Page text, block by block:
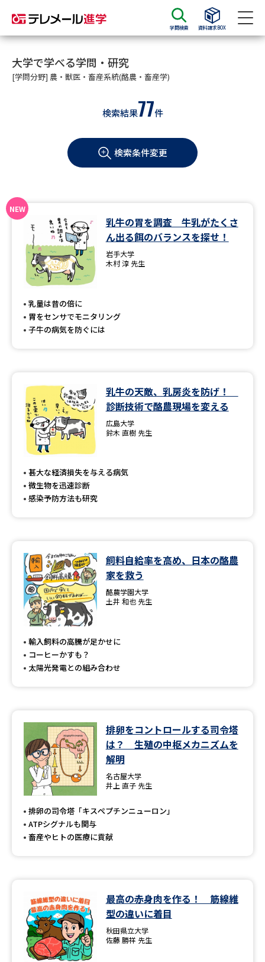
学問検索 資料請求BOX
資料請求
大学・短大の資料種類から請求
学部・学科パンフ
総合型選抜・学校推薦型選抜 募
大学入学共通テスト利用選抜の
過去問題集
大学・短大以外の資料から請求
専門学校の資料請求 大学院の資料請求
留学・進学関連、塾・予備校
大学入学共通テスト「受験上の
配慮案内」の請求
高等学校（情報）教員資格認定
大学研究
大学で学べる内容や特徴を調べる
データサイエンス特集 奨学金・特待生制度特集
デジタルパンフレット 進路の３択
新学年スタート号特集ページ
（高3生用）
SELFBRAND特集ページ
来場型・Web型イベント特集 夢ナビライブ
受験準備
志望校・出願校を調べる
先輩が入学を決めた理由 テレメール全国一斉進学調査
新生活お役立ちガイド
大学で学べる学問・研究
[学問分野] 農・獣医・畜産系統(酪農・畜産学)
検索結果77件
検索条件変更
乳牛の胃を調査 牛乳がたくさ
ん出る餌のバランスを探せ！
岩手大学
木村 淳 先生
乳量は昔の倍に
胃をセンサでモニタリング
子牛の病気を防ぐには
乳牛の天敵、乳房炎を防げ！
診断技術で酪農現場を変える
広島大学
鈴木 直樹 先生
甚大な経済損失を与える病気
微生物を迅速診断
感染予防方法も研究
飼料自給率を高め、日本の酪農
家を救う
酪農学園大学
土井 和也 先生
輸入飼料の高騰が足かせに
コーヒーかすも？
太陽光発電との組み合わせ
排卵をコントロールする司令塔
は？ 生殖の中枢メカニズムを
解明
名古屋大学
井上 直子 先生
排卵の司令塔「キスぺプチンニューロン」
ATPシグナルも関与
畜産やヒトの医療に貢献
最高の赤身肉を作る！ 筋線維
型の違いに着目
秋田県立大学
佐藤 勝祥 先生